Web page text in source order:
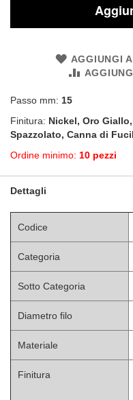
AGGIUNGI
Passo mm: 15
Finitura: Nickel, Oro
Spazzolato, Canna di
Ordine minimo: 10 pezzi
Dettagli
Codice
Categoria
Sotto Categoria
Diametro filo
Materiale
Finitura